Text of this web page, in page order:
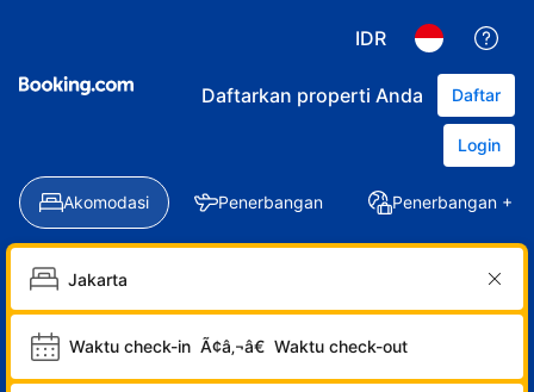
IDR
Daftarkan properti Anda Daftar
Login
Akomodasi Penerbangan Penerbangan +
Waktu check-in Ã¢â‚¬â€ Waktu check-out